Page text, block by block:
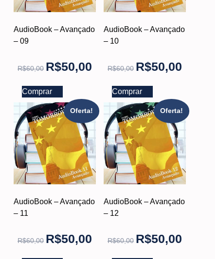
AudioBook – Avançado
– 09
R$60,00 R$50,00
Comprar
AudioBook – Avançado
– 10
R$60,00 R$50,00
Comprar
Oferta!
AudioBook – Avançado
– 11
R$60,00 R$50,00
Oferta!
AudioBook – Avançado
– 12
R$60,00 R$50,00